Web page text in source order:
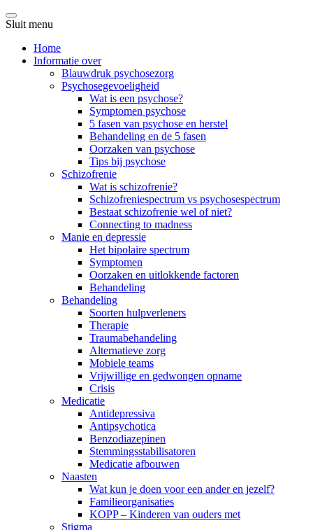
Sluit menu
Home
Informatie over
Blauwdruk psychosezorg
Psychosegevoeligheid
Wat is een psychose?
Symptomen psychose
5 fasen van psychose en herstel
Behandeling en de 5 fasen
Oorzaken van psychose
Tips bij psychose
Schizofrenie
Wat is schizofrenie?
Schizofreniespectrum vs psychosespectrum
Bestaat schizofrenie wel of niet?
Connecting to madness
Manie en depressie
Het bipolaire spectrum
Symptomen
Oorzaken en uitlokkende factoren
Behandeling
Behandeling
Soorten hulpverleners
Therapie
Traumabehandeling
Alternatieve zorg
Mobiele teams
Vrijwillige en gedwongen opname
Crisis
Medicatie
Antidepressiva
Antipsychotica
Benzodiazepinen
Stemmingsstabilisatoren
Medicatie afbouwen
Naasten
Wat kun je doen voor een ander en jezelf?
Familieorganisaties
KOPP – Kinderen van ouders met
Stigma